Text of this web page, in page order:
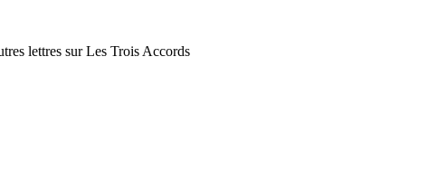
lettres sur Les Trois Accords